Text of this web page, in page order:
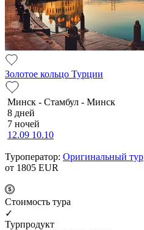
Золотое кольцо Турции
Минск - Стамбул - Минск
8 дней
7 ночей
12.09 10.10
Туроператор: Оригинальный тур
от 1805 EUR
Cтоимость тура
✓
Турпродукт